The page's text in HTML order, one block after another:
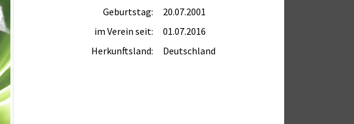
Geburtstag:
20.07.2001
im Verein seit:
01.07.2016
Herkunftsland:
Deutschland